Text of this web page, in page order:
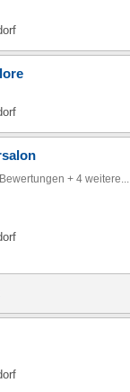
+ 4 weitere...